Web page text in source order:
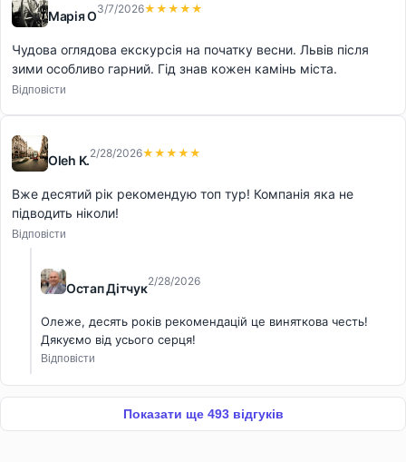
Марія О3/7/2026★★★★★
Чудова оглядова екскурсія на початку весни. Львів після
зими особливо гарний. Гід знав кожен камінь міста.
Відповісти
Oleh K.2/28/2026★★★★★
Вже десятий рік рекомендую топ тур! Компанія яка не
підводить ніколи!
Відповісти
Остап Дітчук2/28/2026
Олеже, десять років рекомендацій це виняткова честь!
Дякуємо від усього серця!
Відповісти
Показати ще 493 відгуків